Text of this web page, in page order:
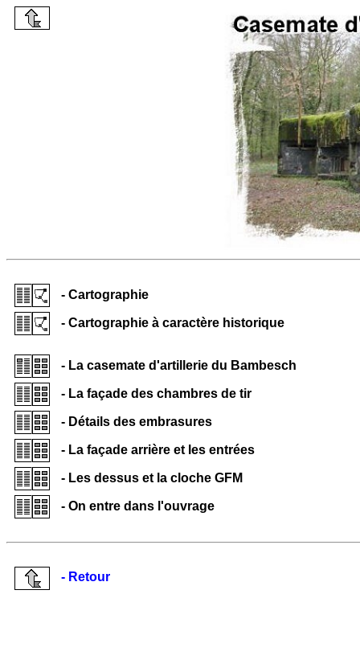
- Cartographie
- Cartographie à caractère historique
- La casemate d'artillerie du Bambesch
- La façade des chambres de tir
- Détails des embrasures
- La façade arrière et les entrées
- Les dessus et la cloche GFM
- On entre dans l'ouvrage
- Retour